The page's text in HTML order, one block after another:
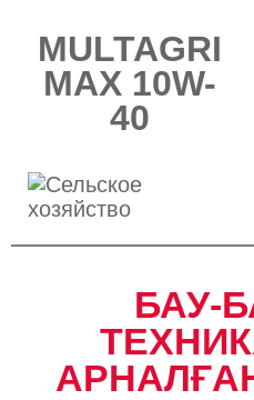
MULTAGRI
MAX 10W-
40​​
БАУ-